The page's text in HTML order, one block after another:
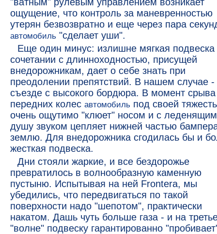
ощущение, что контроль за маневренностью
утерян безвозвратно и еще через пара
автомобиль "сделает уши".
Еще один минус: излишне мягкая подвеска
сочетании с длинноходностью, присущей
внедорожникам, дает о себе знать при
преодолении препятствий. В нашем случае -
съезде с высокого бордюра. В момент срыва
передних колес автомобиль под своей
очень ощутимо "клюет" носом и с леденящим
душу звуком цепляет нижней частью
землю. Для внедорожника сгодилась бы и
жесткая подвеска.
Дни стояли жаркие, и все бездорожье
превратилось в волнообразную каменную
пустыню. Испытывая на ней Frontera, мы
убедились, что передвигаться по такой
поверхности надо "шепотом", практически
накатом. Дашь чуть больше газа - и на
"волне" подвеску гарантированно